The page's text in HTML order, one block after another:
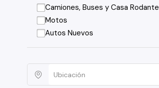
Camiones, Buses y Casa Rodante
Motos
Autos Nuevos